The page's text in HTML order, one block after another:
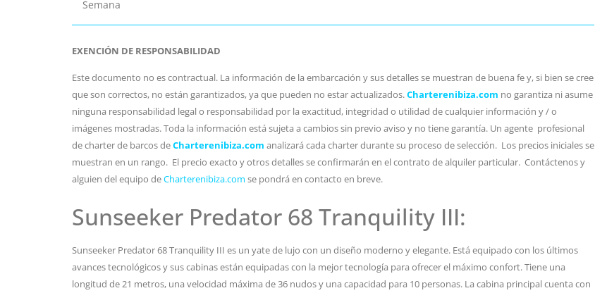
Semana
EXENCIÓN DE RESPONSABILIDAD
Este documento no es contractual. La información de la embarcación y sus detalles se muestran de buena fe y, si bien se cree
que son correctos, no están garantizados, ya que pueden no estar actualizados.Charterenibiza.com no garantiza ni asume
ninguna responsabilidad legal o responsabilidad por la exactitud, integridad o utilidad de cualquier información y / o
imágenes mostradas. Toda la información está sujeta a cambios sin previo aviso y no tiene garantía. Un agente profesional
de charter de barcos deCharterenibiza.com analizará cada charter durante su proceso de selección. Los precios iniciales se
muestran en un rango. El precio exacto y otros detalles se confirmarán en el contrato de alquiler particular. Contáctenos y
alguien del equipo deCharterenibiza.com se pondrá en contacto en breve.
Sunseeker Predator 68 Tranquility III:
Sunseeker Predator 68 Tranquility III es un yate de lujo con un diseño moderno y elegante. Está equipado con los últimos
avances tecnológicos y sus cabinas están equipadas con la mejor tecnología para ofrecer el máximo confort. Tiene una
longitud de 21 metros, una velocidad máxima de 36 nudos y una capacidad para 10 personas. La cabina principal cuenta con